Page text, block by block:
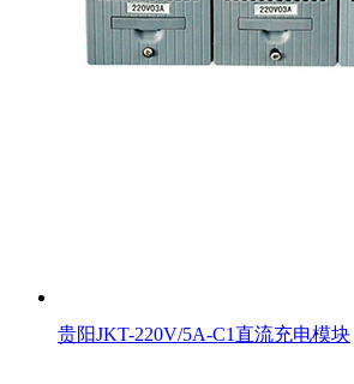
贵阳JKT-220V/5A-C1直流充电模块